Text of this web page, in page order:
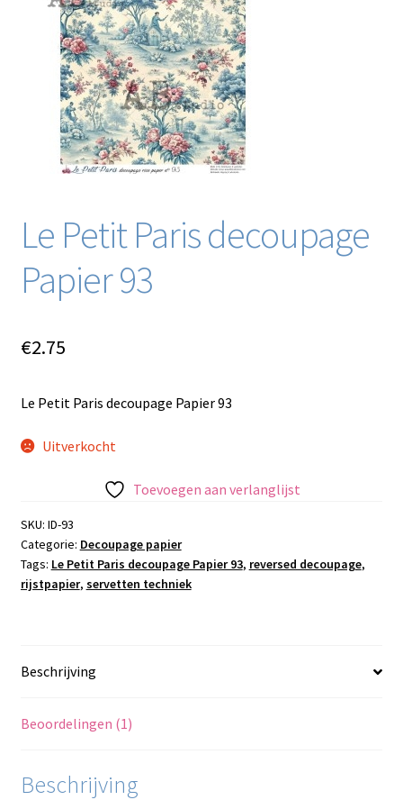
Blog / DIY / Tutorials
Over mij
Contact
Le Petit Paris decoupage
Papier 93
€2.75
Le Petit Paris decoupage Papier 93
Uitverkocht
Toevoegen aan verlanglijst
SKU: ID-93
Categorie: Decoupage papier
Tags: Le Petit Paris decoupage Papier 93, reversed decoupage,
rijstpapier, servetten techniek
Beschrijving
Beoordelingen (1)
Beschrijving